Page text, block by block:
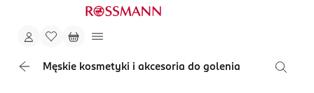
Męskie kosmetyki i akcesoria do golenia